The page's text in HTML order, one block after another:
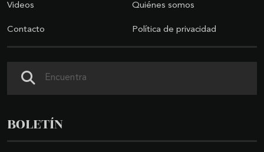
Videos Quiénes somos
Contacto Política de privacidad
BOLETÍN